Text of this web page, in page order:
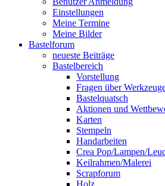
Einstellungen
Meine Termine
Meine Bilder
Bastelforum
neueste Beiträge
Bastelbereich
Vorstellung
Fragen über
Bastelquatsch
Aktionen und
Karten
Stempeln
Handarbeiten
Crea Pop/Lampen/
Keilrahmen/Malerei
Scrapforum
Holz